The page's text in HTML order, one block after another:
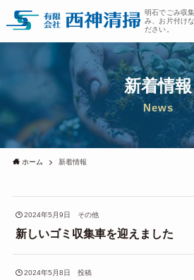
明石でごみ収
み、お片付け
ださい。
新着情報
News
ホーム 新着情報
2024年5月9日 その他
新しいゴミ収集車を迎えました
2024年5月8日 投稿